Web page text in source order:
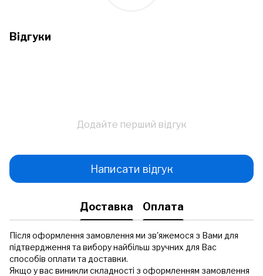
Відгуки
Додайте перший відгук
Написати відгук
Доставка Оплата
Після оформлення замовлення ми зв'яжемося з Вами для
підтвердження та вибору найбільш зручних для Вас
способів оплати та доставки.
Якщо у вас виникли складності з оформленням замовлення